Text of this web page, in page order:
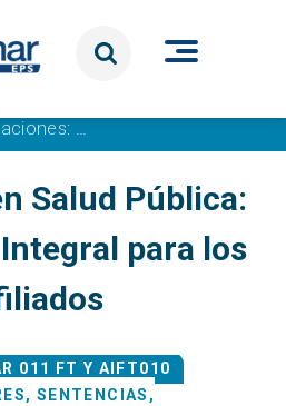
para tu Seguridad
Salud Pública:
para los
011 FT Y AIFT010
SENTENCIAS,